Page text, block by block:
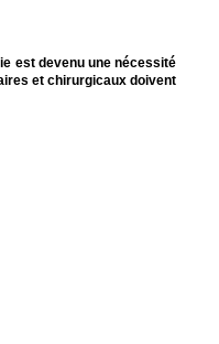
est devenu une nécessité
et chirurgicaux doivent